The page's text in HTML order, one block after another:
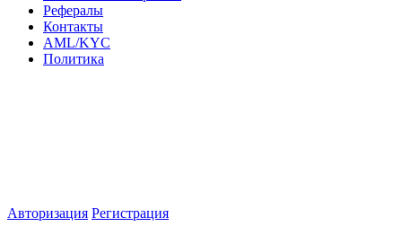
Рефералы
Контакты
AML/KYC
Политика
Авторизация Регистрация